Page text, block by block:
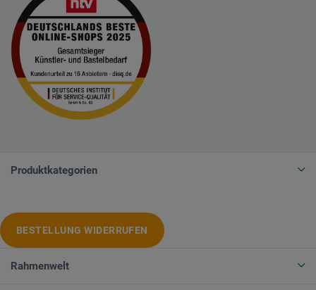
Produktkategorien
BESTELLUNG WIDERRUFEN
Rahmenwelt